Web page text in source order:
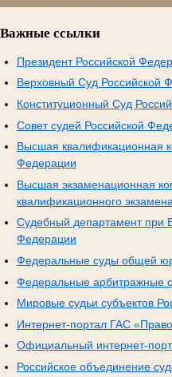
Важные ссылки
Президент Российской
Верховный Суд Российской
Конституционный Суд
Совет судей Российской
Высшая квалификационная
Федерации
Высшая экзаменационная
квалификационного
Судебный департамент при
Федерации
Федеральные суды общей
Федеральные арбитражные
Мировые судьи субъектов
Интернет-портал ГАС
Официальный интернет-
Российское объединение